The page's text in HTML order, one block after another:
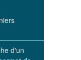
d'un